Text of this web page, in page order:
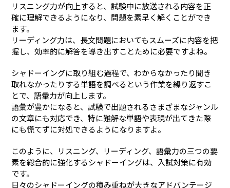
リスニング力が向上すると、試験中に放送される内容を正
確に理解できるようになり、問題を素早く解くことができ
ます。
リーディング力は、長文問題においてもスムーズに内容を把
握し、効率的に解答を導き出すことために必要ですよね。
シャドーイングに取り組む過程で、わからなかったり聞き
取れなかったりする単語を調べるという作業を繰り返すこ
とで、語彙力が向上します。
語彙が豊かになると、試験で出題されるさまざまなジャンル
の文章にも対応でき、特に難解な単語や表現が出てきた際
にも慌てずに対処できるようになりますよ。
このように、リスニング、リーディング、語彙力の三つの要
素を総合的に強化するシャドーイングは、入試対策に有効
です。
日々のシャドーイングの積み重ねが大きなアドバンテージ